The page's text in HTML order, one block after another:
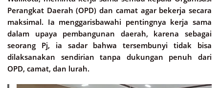
Perangkat Daerah (OPD) dan camat agar bekerja secara
maksimal. Ia menggarisbawahi pentingnya kerja sama
dalam upaya pembangunan daerah, karena sebagai
seorang Pj, ia sadar bahwa tersembunyi tidak bisa
dilaksanakan sendirian tanpa dukungan penuh dari
OPD, camat, dan lurah.